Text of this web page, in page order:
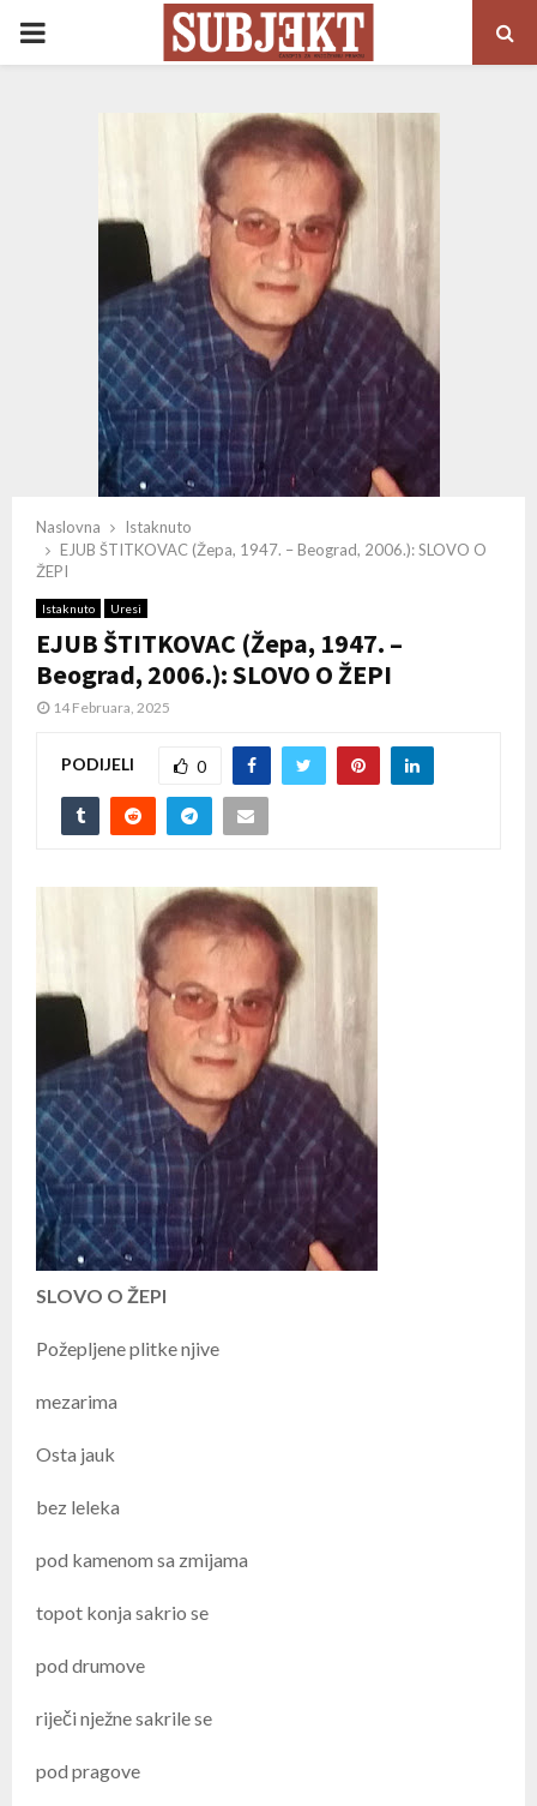
PRIMARY
Naslovna
Istaknuto
EJUB ŠTITKOVAC (Žepa, 1947. – Beograd, 2006.): SLOVO O
ŽEPI
Istaknuto Uresi
EJUB ŠTITKOVAC (Žepa, 1947. –
Beograd, 2006.): SLOVO O ŽEPI
14 Februara, 2025
PODIJELI 0
SLOVO O ŽEPI
Požepljene plitke njive
mezarima
Osta jauk
bez leleka
pod kamenom sa zmijama
topot konja sakrio se
pod drumove
riječi nježne sakrile se
pod pragove